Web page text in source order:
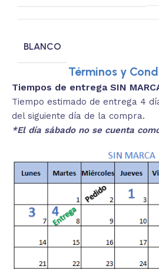
BLANCO
Términos y
Tiempos de entrega SIN
Tiempo estimado de entrega 4
del siguiente día de la compra.
*El día sábado no se cuenta